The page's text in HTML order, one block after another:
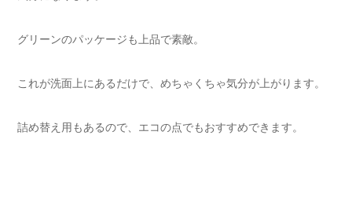
グリーンのパッケージも上品で素敵。
これが洗面上にあるだけで、めちゃくちゃ気分が上がります。
詰め替え用もあるので、エコの点でもおすすめできます。